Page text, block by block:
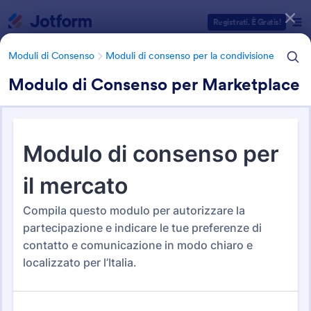
Registrati. È Gratis!
Moduli di Consenso Moduli di consenso per la condivisione
Modulo di Consenso per Marketplace
Moduli di Consenso Moduli di consenso per la condivisione
Moduli di consenso per la
condivisione
7 Template
Categorie Template Moduli